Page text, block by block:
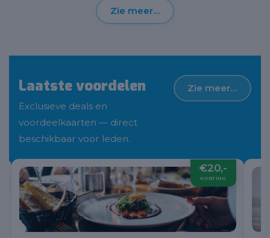
Zie meer…
Laatste voordelen
Exclusieve deals en
voordeelkaarten — direct
beschikbaar voor leden.
Zie meer…
€20,-
KORTING